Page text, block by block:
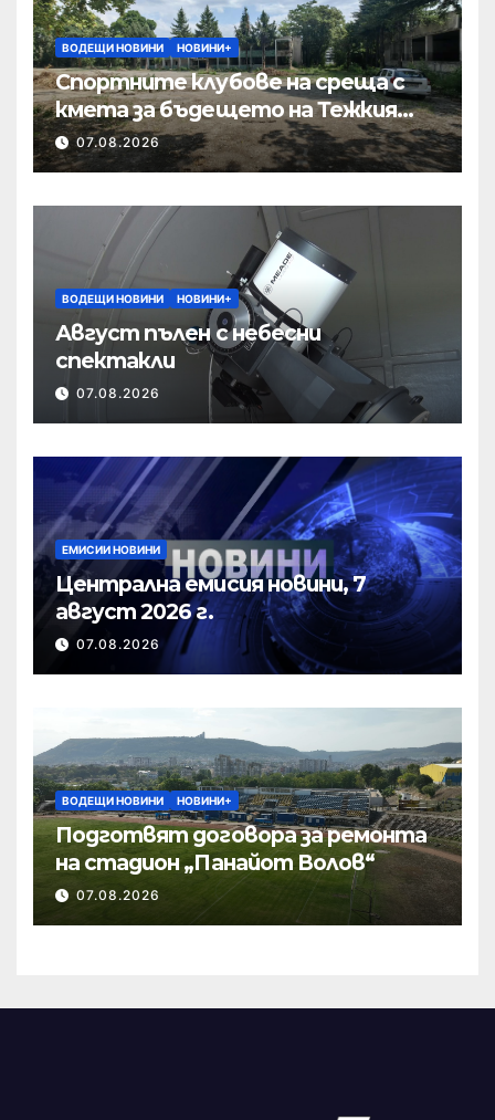
ВОДЕЩИ НОВИНИ НОВИНИ+
Спортните клубове на среща с
кмета за бъдещето на Тежкия
полк
07.08.2026
ВОДЕЩИ НОВИНИ НОВИНИ+
Август пълен с небесни
спектакли
07.08.2026
ЕМИСИИ НОВИНИ
Централна емисия новини, 7
август 2026 г.
07.08.2026
ВОДЕЩИ НОВИНИ НОВИНИ+
Подготвят договора за ремонта
на стадион „Панайот Волов“
07.08.2026